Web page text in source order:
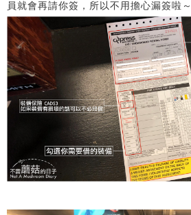
員就會再請你簽，所以不用擔心漏簽啦～